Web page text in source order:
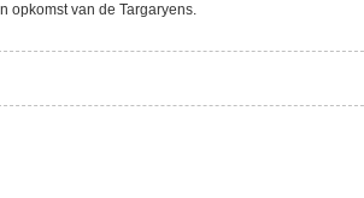
opkomst van de Targaryens.